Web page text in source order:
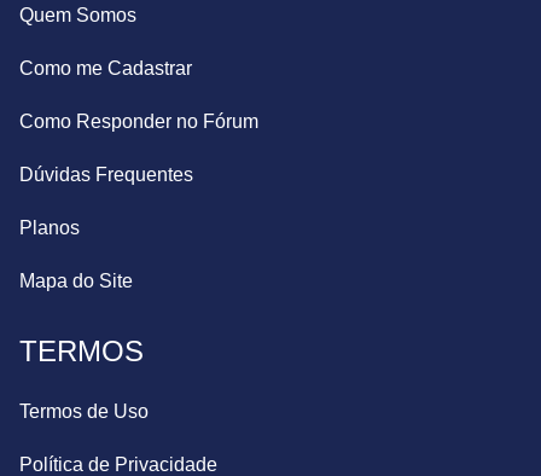
Quem Somos
Como me Cadastrar
Como Responder no Fórum
Dúvidas Frequentes
Planos
Mapa do Site
TERMOS
Termos de Uso
Política de Privacidade